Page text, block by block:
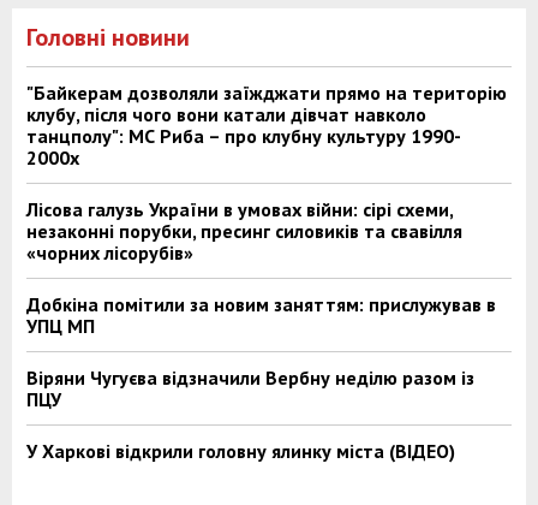
Головні новини
"Байкерам дозволяли заїжджати прямо на територію
клубу, після чого вони катали дівчат навколо
танцполу": МС Риба – про клубну культуру 1990-
2000х
Лісова галузь України в умовах війни: сірі схеми,
незаконні порубки, пресинг силовиків та свавілля
«чорних лісорубів»
Добкіна помітили за новим заняттям: прислужував в
УПЦ МП
Віряни Чугуєва відзначили Вербну неділю разом із
ПЦУ
У Харкові відкрили головну ялинку міста (ВІДЕО)